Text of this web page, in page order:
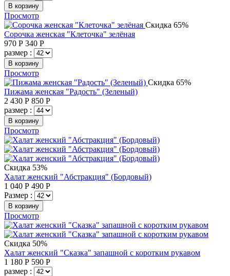
В корзину
Просмотр
Скидка 65%
Сорочка женская "Клеточка" зелёная
970 Р 340 Р
размер :
В корзину
Просмотр
Скидка 65%
Пижама женская "Радость" (Зеленый)
2 430 Р 850 Р
размер :
В корзину
Просмотр
Скидка 53%
Халат женский "Абстракция" (Бордовый)
1 040 Р 490 Р
Размер :
В корзину
Просмотр
Скидка 50%
Халат женский "Сказка" запашной с коротким рукавом
1 180 Р 590 Р
размер :